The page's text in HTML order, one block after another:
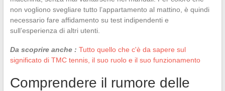
non vogliono svegliare tutto l’appartamento al mattino, è quindi
necessario fare affidamento su test indipendenti e
sull’esperienza di altri utenti.
Da scoprire anche : Tutto quello che c'è da sapere sul
significato di TMC tennis, il suo ruolo e il suo funzionamento
Comprendere il rumore delle